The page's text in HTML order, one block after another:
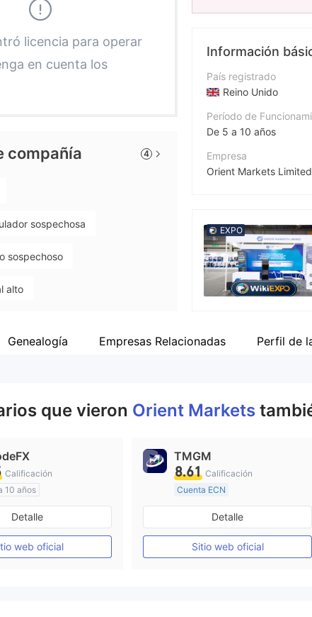
licencia para operar
en cuenta los
compañía 4
sospechosa
sospechoso
alto
Información
País registrado
Reino Unido
Período de
De 5 a 10 años
Empresa
Orient Markets Limited
Empleado de la
--
WikiFX Survey
EXPO
Genealogía Empresas Relacionadas Perfil de
que vieron Orient Markets
Calificación
10 años
en Australia
completa de MT4
Detalle
web oficial
TMGM
8.61 Calificación
Cuenta ECN
De 10 a 15 años
Supervisión en Australia
Creación Mercado Forex (MM)
Licencia completa de MT4
Detalle
Sitio web oficial